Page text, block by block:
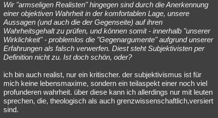
Wir "armseligen Realisten" hingegen sind durch die Anerkennung
einer objektiven Wahrheit in der komfortablen Lage, unsere
Aussagen (und auch die der Gegenseite) auf ihren
Wahrheitsgehalt zu prüfen, und können somit - innerhalb "unserer
Wirklichkeit" - problemlos die "Gegenargumente" aufgrund unserer
Erfahrungen als falsch verwerfen. Diest steht Subjektivisten per
Definition nicht zu. Ist doch schön, oder?
ich bin auch realist, nur ein kritischer. der subjektivismus ist für
mich keine lebensmaxime, sondern ein teilaspekt einer noch viel
profunderen wahrheit. über diese kann ich allerdings nur mit leuten
sprechen, die, theologisch als auch grenzwissenschaftlich,versiert
sind.